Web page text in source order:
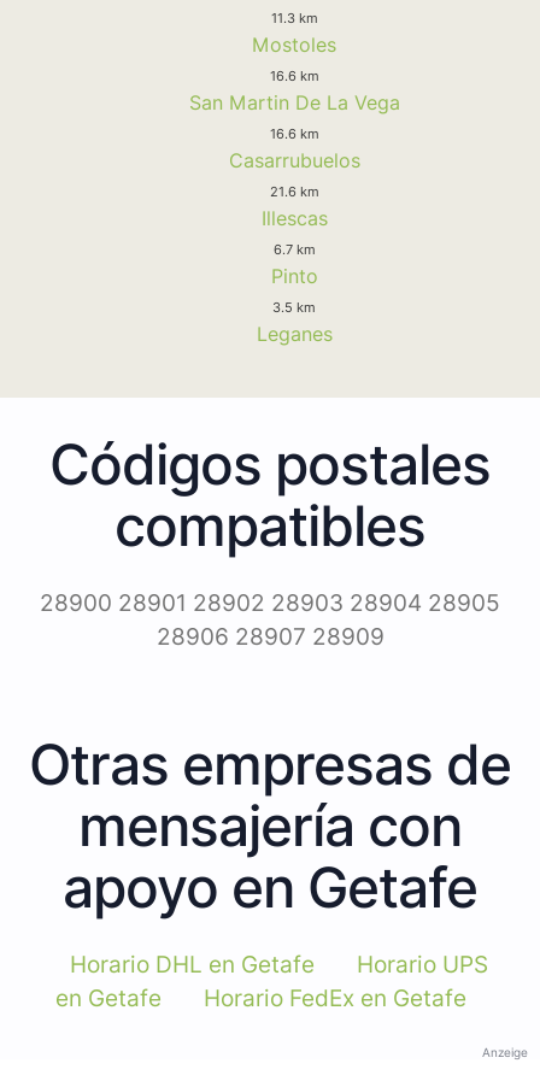
11.3 km
Mostoles
16.6 km
San Martin De La Vega
16.6 km
Casarrubuelos
21.6 km
Illescas
6.7 km
Pinto
3.5 km
Leganes
Códigos postales
compatibles
28900 28901 28902 28903 28904 28905
28906 28907 28909
Otras empresas de
mensajería con
apoyo en Getafe
Horario DHL en Getafe
Horario UPS
en Getafe
Horario FedEx en Getafe
Anzeige